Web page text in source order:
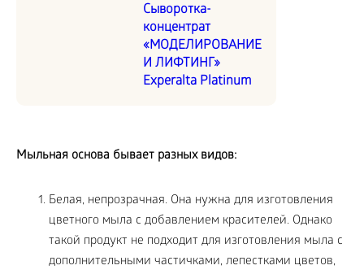
Сыворотка-
концентрат
«МОДЕЛИРОВАНИЕ
И ЛИФТИНГ»
Experalta Platinum
Мыльная основа бывает разных видов:
Белая, непрозрачная. Она нужна для изготовления
цветного мыла с добавлением красителей. Однако
такой продукт не подходит для изготовления мыла с
дополнительными частичками, лепестками цветов,